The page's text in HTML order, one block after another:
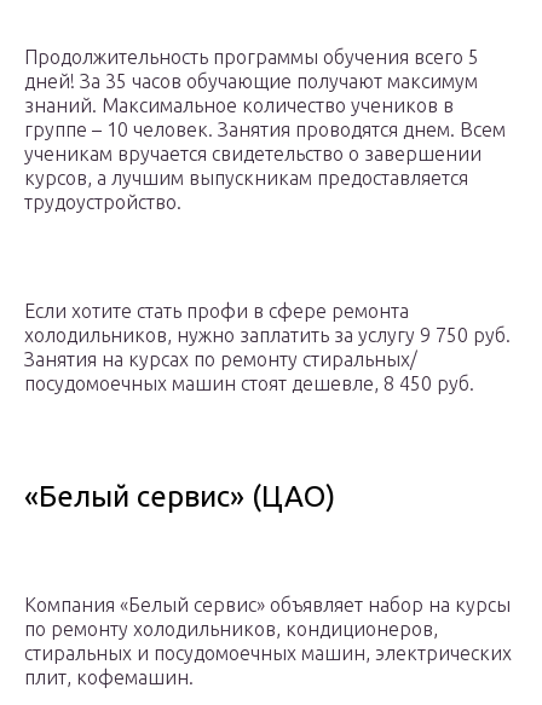
Продолжительность программы обучения всего 5
дней! За 35 часов обучающие получают максимум
знаний. Максимальное количество учеников в
группе – 10 человек. Занятия проводятся днем. Всем
ученикам вручается свидетельство о завершении
курсов, а лучшим выпускникам предоставляется
трудоустройство.
Если хотите стать профи в сфере ремонта
холодильников, нужно заплатить за услугу 9 750 руб.
Занятия на курсах по ремонту стиральных/
посудомоечных машин стоят дешевле, 8 450 руб.
«Белый сервис» (ЦАО)
Компания «Белый сервис» объявляет набор на курсы
по ремонту холодильников, кондиционеров,
стиральных и посудомоечных машин, электрических
плит, кофемашин.